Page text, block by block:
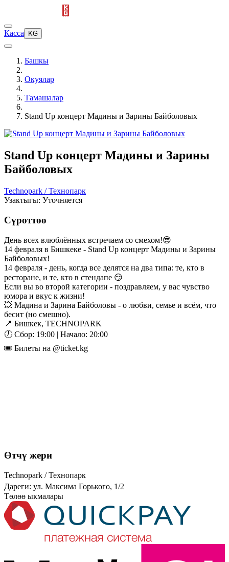
Касса KG
Башкы
Окуялар
Тамашалар
Stand Up концерт Мадины и Зарины Байболовых
Stand Up концерт Мадины и Зарины
Байболовых
Technopark / Технопарк
Узактыгы: Уточняется
Сүрөттөө
День всех влюблённых встречаем со смехом!😎
14 февраля в Бишкеке - Stand Up концерт Мадины и Зарины
Байболовых!
14 февраля - день, когда все делятся на два типа: те, кто в
ресторане, и те, кто в стендапе 😏
Если вы во второй категории - поздравляем, у вас чувство
юмора и вкус к жизни!
💥 Мадина и Зарина Байболовы - о любви, семье и всём, что
бесит (но смешно).
📍 Бишкек, TECHNOPARK
🕖 Сбор: 19:00 | Начало: 20:00
🎟 Билеты на @ticket.kg
Өтчү жери
Technopark / Технопарк
Дареги: ул. Максима Горького, 1/2
Төлөө ыкмалары